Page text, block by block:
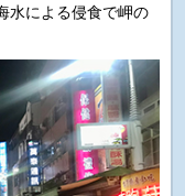
水による侵食で岬の